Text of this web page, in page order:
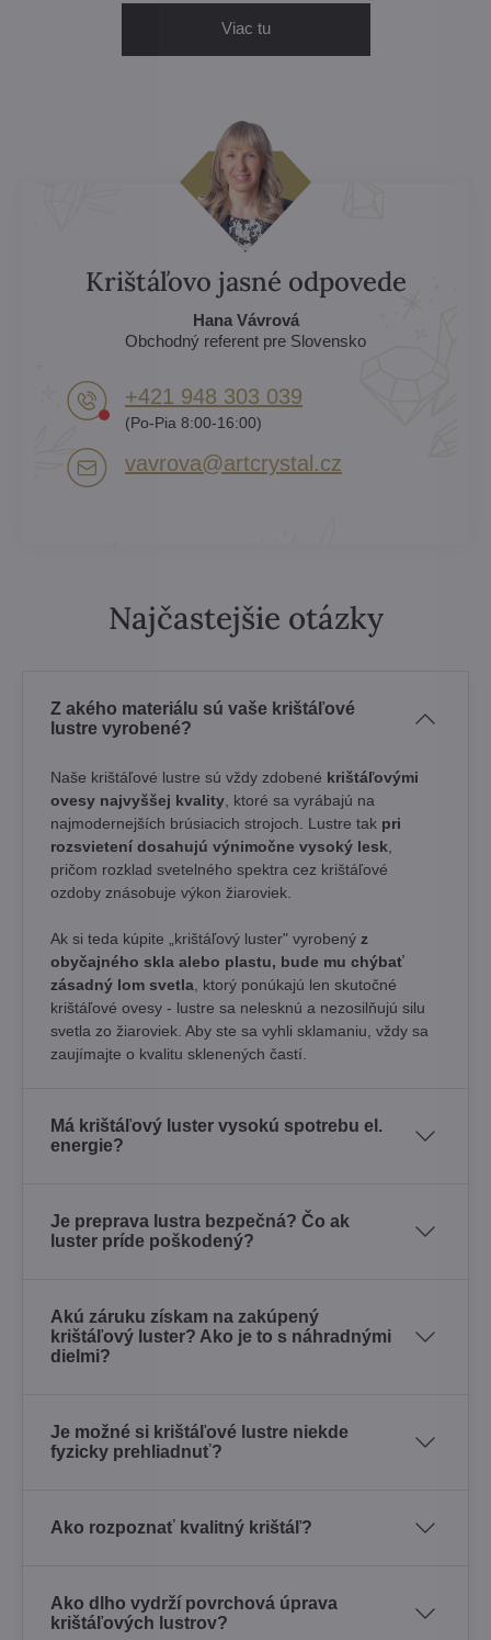
Viac tu
Krištáľovo jasné odpovede
Hana Vávrová
Obchodný referent pre Slovensko
+421 948 303 039
(Po-Pia 8:00-16:00)
vavrova​@artcrystal​.cz
Najčastejšie otázky
Z akého materiálu sú vaše krištáľové
lustre vyrobené?
Naše krištáľové lustre sú vždy zdobené krištáľovými
ovesy najvyššej kvality , ktoré sa vyrábajú na
najmodernejších brúsiacich strojoch. Lustre tak pri
rozsvietení dosahujú výnimočne vysoký lesk
pričom rozklad svetelného spektra cez krištáľové
ozdoby znásobuje výkon žiaroviek.
Ak si teda kúpite „krištáľový luster" vyrobený z
obyčajného skla alebo plastu, bude mu chýbať
zásadný lom svetla , ktorý ponúkajú len skutočné
krištáľové ovesy - lustre sa nelesknú a nezosilňujú silu
svetla zo žiaroviek. Aby ste sa vyhli sklamaniu, vždy sa
zaujímajte o kvalitu sklenených častí.
Má krištáľový luster vysokú spotrebu el.
energie?
Je preprava lustra bezpečná? Čo ak
luster príde poškodený?
Akú záruku získam na zakúpený
krištáľový luster? Ako je to s náhradnými
dielmi?
Je možné si krištáľové lustre niekde
fyzicky prehliadnuť?
Ako rozpoznať kvalitný krištáľ?
Ako dlho vydrží povrchová úprava
krištáľových lustrov?